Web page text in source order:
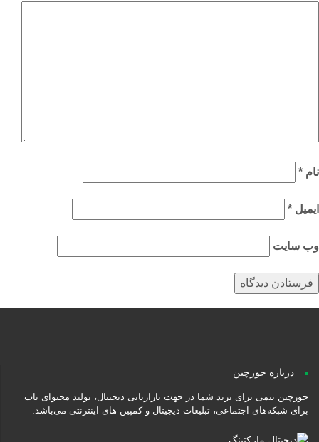
*
*
سایت
درباره جورچین
جورچین تیمی برای برند شما در جهت بازاریابی دیجیتال، تولید محتوای ناب
برای شبکه‌های اجتماعی، تبلیغات دیجیتال و کمپین های اینترنتی می‌باشد.